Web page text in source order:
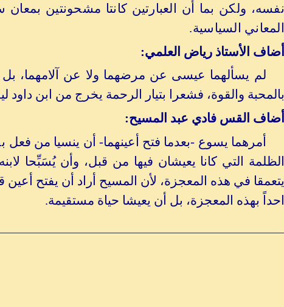
نفسه، ولكن بما أن العبارتين كانتا مشحونتين
المعاني السياسية.
أضاف الأستاذ رياض العلمي:
لم يسألهما عيسى عن مرضهما ولا عن آلامهما، بل
بالمحبة والقوة، فشعرا بتيار الرحمة يخرج من ابن داود
أضاف القس فادي عبد المسيح:
أمرهما يسوع -بعدما فتح أعينهما- أن ينسيا من فعل
الظلمة التي كانا يعيشان فيها من قبل، وأن يُسَبِّحا
يتعمقا في هذه المعجزة، لأن المسيح أراد أن يفتح أعين
احداً بهذه المعجزة، بل أن يعيشا حياة مستقيمة.